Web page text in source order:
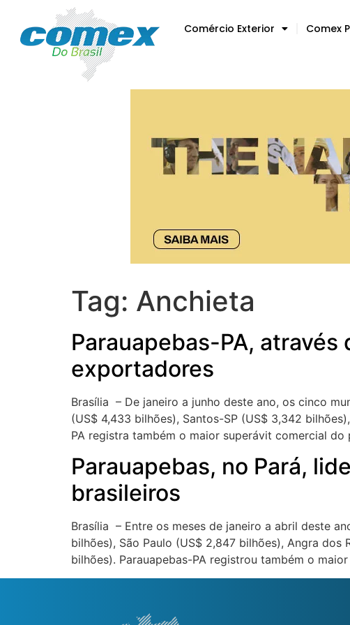
Comércio Exterior Comex
Tag: Anchieta
Parauapebas-PA,
exportadores
Brasília – De janeiro a junho deste ano, os cinco
(US$ 4,433 bilhões), Santos-SP (US$ 3,342
PA registra também o maior superávit comercial
Parauapebas, no Pará,
brasileiros
Brasília – Entre os meses de janeiro a abril deste
bilhões), São Paulo (US$ 2,847 bilhões), Angra dos
bilhões). Parauapebas-PA registrou também o